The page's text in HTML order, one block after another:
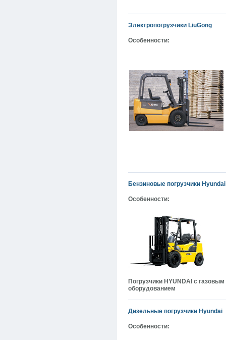
Электропогрузчики LiuGong
Особенности:
Бензиновые погрузчики Hyundai
Особенности:
Погрузчики HYUNDAI с газовым
оборудованием
Дизельные погрузчики Hyundai
Особенности: